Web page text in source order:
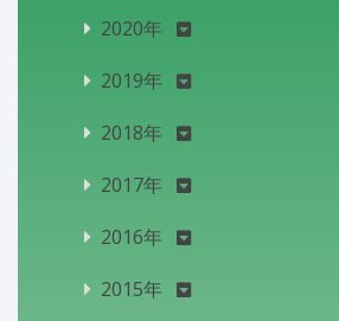
2020年
2019年
2018年
2017年
2016年
2015年